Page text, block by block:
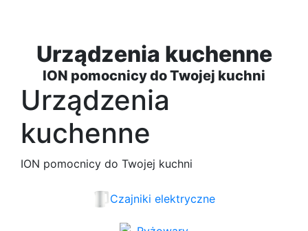
Urządzenia kuchenne
ION pomocnicy do Twojej kuchni
Urządzenia
kuchenne
ION pomocnicy do Twojej kuchni
Czajniki elektryczne